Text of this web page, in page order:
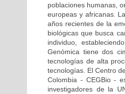
poblaciones humanas,
europeas y africanas.
años recientes de la
biológicas que busca
individuo,
Genómica tiene dos
tecnologías de alta
tecnologías. El Centro
Colombia - CEGBio -
investigadores de la